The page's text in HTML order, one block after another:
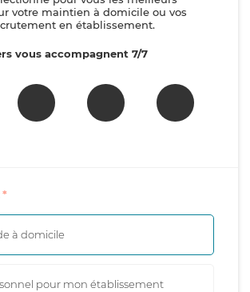
votre maintien à domicile ou vos
en établissement.
vous accompagnent 7/7
à domicile
pour mon établissement